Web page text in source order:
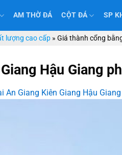
AM THỜ ĐÁ CỘT ĐÁ SP
lượng cao cấp » Giá thành cổng
Hậu Giang
An Giang Kiên Giang Hậu